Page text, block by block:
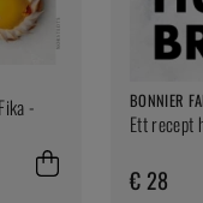
-
BONNIER
Ett recept
€ 28